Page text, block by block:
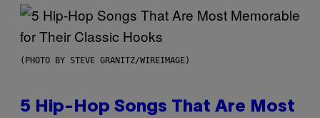
(PHOTO BY STEVE GRANITZ/WIREIMAGE)
5 Hip-Hop Songs That Are Most